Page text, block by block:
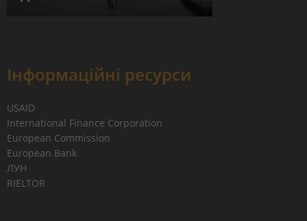
Інформаційні ресурси
USAID
International Finance Corporation
European Commission
European Bank
ЛУН
RIELTOR